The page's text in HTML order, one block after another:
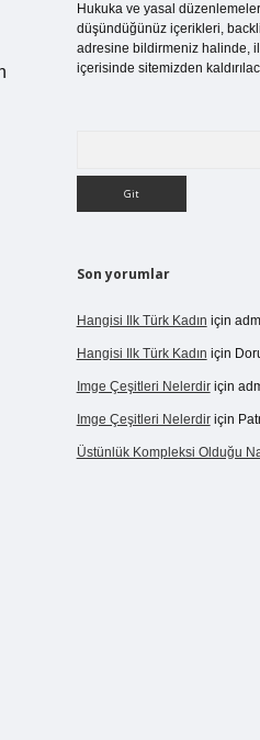
Hukuka ve yasal
düşündüğünüz içerikleri,
adresine bildirmeniz halinde,
içerisinde sitemizden
Son yorumlar
Hangisi Ilk Türk Kadın için
Hangisi Ilk Türk Kadın için
Imge Çeşitleri Nelerdiriçin
Imge Çeşitleri Nelerdiriçin
Üstünlük Kompleksi Olduğu